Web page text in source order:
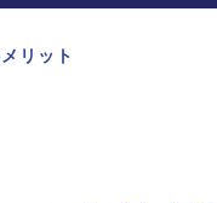
リット